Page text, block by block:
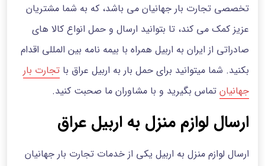
تخصصی تجارت بار جهانیان می باشد، که به شما مشتریان
عزیز کمک می کند، تا بتوانید ارسال و حمل انواع کالا های
صادراتی از ایران به اربیل همراه با بیمه نامه بین المللی اقدام
بکنید. شما میتوانید برای حمل بار به اربیل عراق با تجارت بار
جهانیان تماس بگیرید و با مشاوران ما صحبت کنید.
ارسال لوازم منزل به اربیل عراق
ارسال لوازم منزل به اربیل یکی از خدمات تجارت بار جهانیان